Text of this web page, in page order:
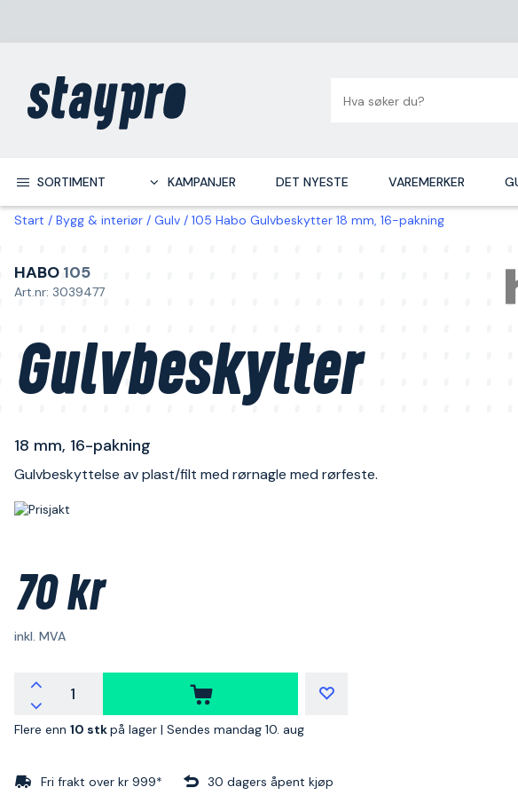
SORTIMENT KAMPANJER DET NYESTE VAREMERKER
Start Bygg & interiør Gulv 105 Habo Gulvbeskytter 18 mm, 16-pakning
HABO 105
Art.nr: 3039477
Gulvbeskytter
18 mm, 16-pakning
Gulvbeskyttelse av plast/filt med rørnagle med rørfeste.
70 kr
inkl. MVA
Flere enn 10 stkpå lager | Sendes mandag 10. aug
Fri frakt over kr 999* 30 dagers åpent kjøp